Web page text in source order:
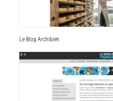
Le Blog Archibien